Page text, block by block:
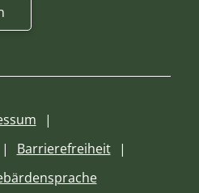
Barrierefreiheit